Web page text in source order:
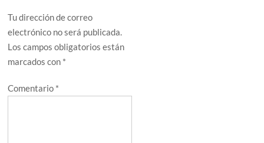
Tu dirección de correo
electrónico no será publicada.
Los campos obligatorios están
marcados con *
Comentario *